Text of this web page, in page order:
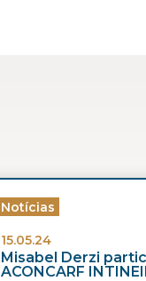
Notícias
15.05.24
Misabel Derzi
ACONCARF